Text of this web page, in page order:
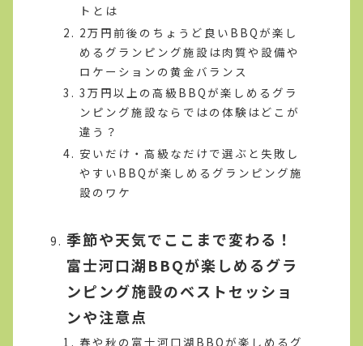
トとは
2万円前後のちょうど良いBBQが楽し
めるグランピング施設は肉質や設備や
ロケーションの黄金バランス
3万円以上の高級BBQが楽しめるグラ
ンピング施設ならではの体験はどこが
違う？
安いだけ・高級なだけで選ぶと失敗し
やすいBBQが楽しめるグランピング施
設のワケ
季節や天気でここまで変わる！
富士河口湖BBQが楽しめるグラ
ンピング施設のベストセッショ
ンや注意点
春や秋の富士河口湖BBQが楽しめるグ